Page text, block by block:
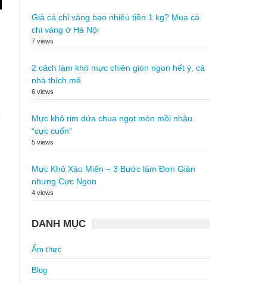
Giá cá chỉ vàng bao nhiêu tiền 1 kg? Mua cá
chỉ vàng ở Hà Nội
7 views
2 cách làm khô mực chiên giòn ngon hết ý, cả
nhà thích mê
6 views
Mực khô rim dứa chua ngọt món mồi nhậu
“cực cuốn”
5 views
Mực Khô Xào Miến – 3 Bước làm Đơn Giản
nhưng Cực Ngon
4 views
DANH MỤC
Ẩm thực
Blog